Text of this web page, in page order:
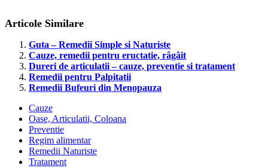
Articole Similare
Guta – Remedii Simple si Naturiste
Cauze, remedii pentru eructatie, râgâit
Dureri de articulatii – cauze, preventie si tratament
Remedii pentru Palpitatii
Remedii Bufeuri din Menopauza
Cauze
Oase, Articulatii, Coloana
Preventie
Regim alimentar
Remedii Naturiste
Tratament